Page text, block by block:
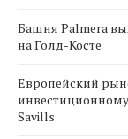
Башня Palmera
на Голд-Косте
Европейский
Savills